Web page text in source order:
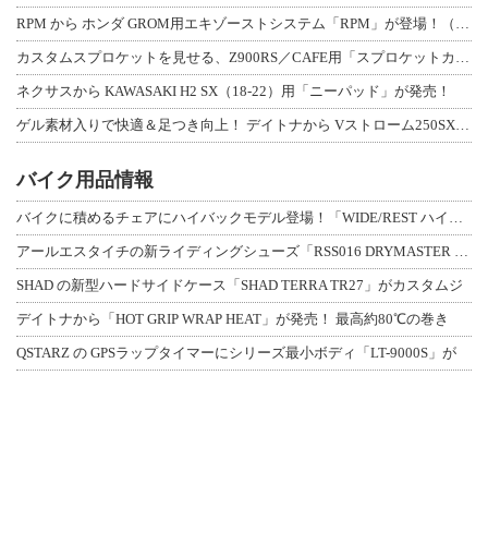
RPM から ホンダ GROM用エキゾーストシステム「RPM」が登場！（動画あり
カスタムスプロケットを見せる、Z900RS／CAFE用「スプロケットカバーフルキ
ネクサスから KAWASAKI H2 SX（18-22）用「ニーパッド」が発売！
ゲル素材入りで快適＆足つき向上！ デイトナから Vストローム250SX用「快適ロ
バイク用品情報
バイクに積めるチェアにハイバックモデル登場！「WIDE/REST ハイバックチェ
アールエスタイチの新ライディングシューズ「RSS016 DRYMASTER スト
SHAD の新型ハードサイドケース「SHAD TERRA TR27」がカスタムジ
デイトナから「HOT GRIP WRAP HEAT」が発売！ 最高約80℃の巻き
QSTARZ の GPSラップタイマーにシリーズ最小ボディ「LT-9000S」が